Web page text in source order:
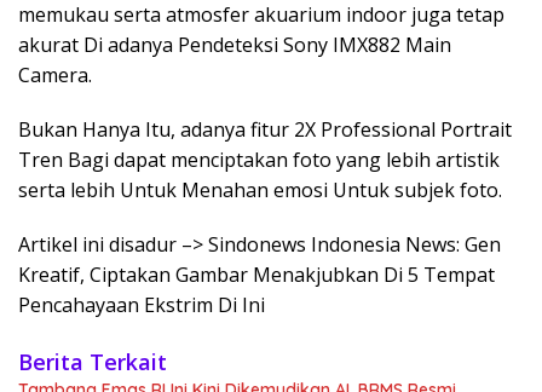
memukau serta atmosfer akuarium indoor juga tetap
akurat Di adanya Pendeteksi Sony IMX882 Main
Camera.
Bukan Hanya Itu, adanya fitur 2X Professional Portrait
Tren Bagi dapat menciptakan foto yang lebih artistik
serta lebih Untuk Menahan emosi Untuk subjek foto.
Artikel ini disadur –> Sindonews Indonesia News: Gen
Kreatif, Ciptakan Gambar Menakjubkan Di 5 Tempat
Pencahayaan Ekstrim Di Ini
Berita Terkait